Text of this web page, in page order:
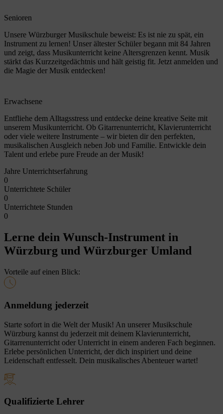
Senioren
Unsere Würzburger Musikschule beweist: Es ist nie zu spät, ein
Instrument zu lernen! Unser ältester Schüler begann mit 84 Jahren
und zeigt, dass Musikunterricht keine Altersgrenzen kennt. Musik
stärkt das Kurzzeitgedächtnis und hält geistig fit. Jetzt anmelden und
die Magie der Musik entdecken!
Erwachsene
Entfliehe dem Alltagsstress und entdecke deine kreative Seite mit
unserem Musikunterricht. Ob Gitarrenunterricht, Klavierunterricht
oder viele weitere Instrumente – wir bieten dir den perfekten,
musikalischen Ausgleich neben Job und Familie. Entwickle dein
Talent und erlebe pure Freude an der Musik!
Jahre Unterrichtserfahrung
0
Unterrichtete Schüler
0
Unterrichtete Stunden
0
Lerne dein Wunsch-Instrument in
Würzburg und Würzburger Umland
Vorteile auf einen Blick:
Anmeldung jederzeit
Starte sofort in die Welt der Musik! An unserer Musikschule
Würzburg kannst du jederzeit mit deinem Klavierunterricht,
Gitarrenunterricht oder Unterricht in einem anderen Fach beginnen.
Erlebe persönlichen Unterricht, der dich inspiriert und deine
Leidenschaft entfesselt. Dein musikalisches Abenteuer wartet!
Qualifizierte Lehrer